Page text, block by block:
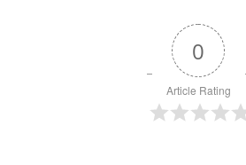
0
Article Rating